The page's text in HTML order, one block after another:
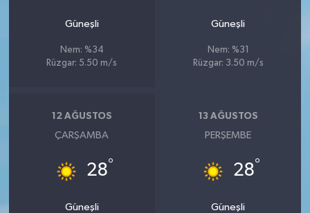
Güneşli
Nem: %34
Rüzgar: 5.50 m/s
Güneşli
Nem: %31
Rüzgar: 3.50 m/s
12 AĞUSTOS
ÇARŞAMBA
28°
Güneşli
13 AĞUSTOS
PERŞEMBE
28°
Güneşli